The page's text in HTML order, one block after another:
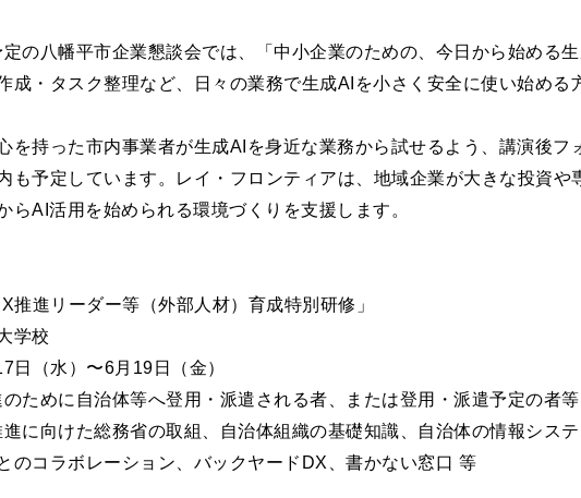
の八幡平市企業懇談会では、「中小企業のための、今日から始める
成・タスク整理など、日々の業務で生成AIを小さく安全に使い始める
を持った市内事業者が生成AIを身近な業務から試せるよう、講演後フ
も予定しています。レイ・フロンティアは、地域企業が大きな投資や
らAI活用を始められる環境づくりを支援します。
推進リーダー等（外部人材）育成特別研修」
学校
日（水）〜6月19日（金）
ために自治体等へ登用・派遣される者、または登用・派遣予定の者等
に向けた総務省の取組、自治体組織の基礎知識、自治体の情報シス
のコラボレーション、バックヤードDX、書かない窓口 等